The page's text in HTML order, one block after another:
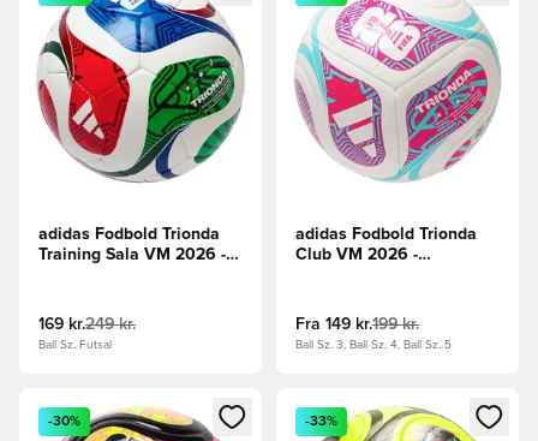
adidas Fodbold Trionda
Training Sala VM 2026 -
169 kr.249 kr.
Ball Sz. Futsal
adidas Fodbold Trionda
Club VM 2026 -
Fra 149 kr.199 kr.
Ball Sz. 3, Ball Sz. 4, Ball Sz. 5
Åbner en Modal til at logge ind eller tilmelde dig som
-30%
Åbner en Modal til at logge
-33%